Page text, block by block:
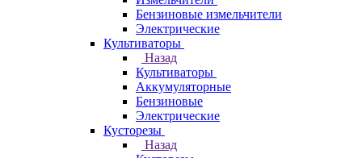
Бензиновые измельчители
Электрические
Культиваторы
Назад
Культиваторы
Аккумуляторные
Бензиновые
Электрические
Кусторезы
Назад